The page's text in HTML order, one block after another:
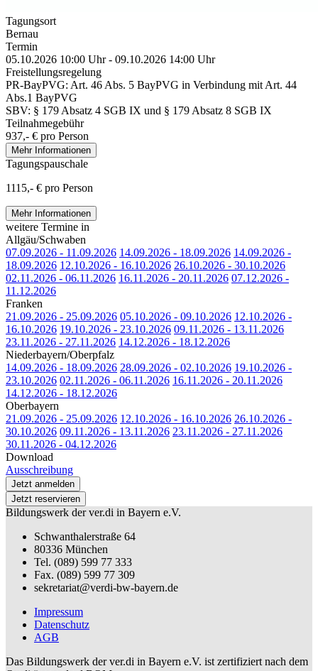
Tagungsort
Bernau
Termin
05.10.2026 10:00 Uhr - 09.10.2026 14:00 Uhr
Freistellungsregelung
PR-BayPVG: Art. 46 Abs. 5 BayPVG in Verbindung mit Art. 44
Abs.1 BayPVG
SBV: § 179 Absatz 4 SGB IX und § 179 Absatz 8 SGB IX
Teilnahmegebühr
937,- € pro Person
Mehr Informationen
Tagungspauschale
1115,- € pro Person
Mehr Informationen
weitere Termine in
Allgäu/Schwaben
07.09.2026 - 11.09.2026 14.09.2026 - 18.09.2026 14.09.2026 -
18.09.2026 12.10.2026 - 16.10.2026 26.10.2026 - 30.10.2026
02.11.2026 - 06.11.2026 16.11.2026 - 20.11.2026 07.12.2026 -
11.12.2026
Franken
21.09.2026 - 25.09.2026 05.10.2026 - 09.10.2026 12.10.2026 -
16.10.2026 19.10.2026 - 23.10.2026 09.11.2026 - 13.11.2026
23.11.2026 - 27.11.2026 14.12.2026 - 18.12.2026
Niederbayern/Oberpfalz
14.09.2026 - 18.09.2026 28.09.2026 - 02.10.2026 19.10.2026 -
23.10.2026 02.11.2026 - 06.11.2026 16.11.2026 - 20.11.2026
14.12.2026 - 18.12.2026
Oberbayern
21.09.2026 - 25.09.2026 12.10.2026 - 16.10.2026 26.10.2026 -
30.10.2026 09.11.2026 - 13.11.2026 23.11.2026 - 27.11.2026
30.11.2026 - 04.12.2026
Download
Ausschreibung
Jetzt anmelden
Jetzt reservieren
Bildungswerk der ver.di in Bayern e.V.
Schwanthalerstraße 64
80336 München
Tel. (089) 599 77 333
Fax. (089) 599 77 309
sekretariat@verdi-bw-bayern.de
Impressum
Datenschutz
AGB
Das Bildungswerk der ver.di in Bayern e.V. ist zertifiziert nach dem